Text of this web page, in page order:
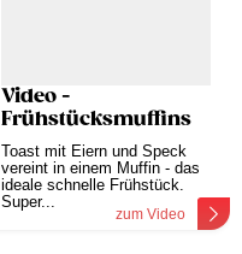
Video -
Frühstücksmuffins
Toast mit Eiern und Speck
vereint in einem Muffin - das
ideale schnelle Frühstück.
Super...
zum Video